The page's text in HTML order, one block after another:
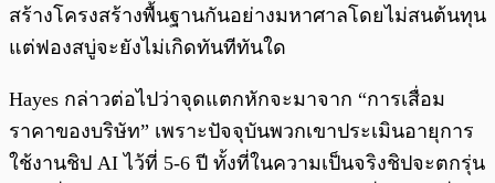
สร้างโครงสร้างพื้นฐานกันอย่างมหาศาลโดยไม่สนต้นทุน
แต่ฟองสบู่จะยังไม่เกิดทันทีทันใด
Hayes กล่าวต่อไปว่าจุดแตกหักจะมาจาก “การเสื่อม
ราคาของบริษัท” เพราะปัจจุบันพวกเขาประเมินอายุการ
ใช้งานชิป AI ไว้ที่ 5-6 ปี ทั้งที่ในความเป็นจริงชิปจะตกรุ่น